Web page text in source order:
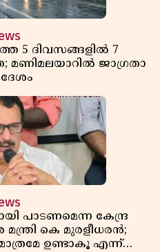
5 ദിവസങ്ങളിൽ 7
മണിമലയാറിൽ ജാഗ്രതാ
പാടണമെന്ന കേന്ദ്ര
മന്ത്രി കെ മുരളീധരൻ;
ഉണ്ടാകൂ എന്ന്